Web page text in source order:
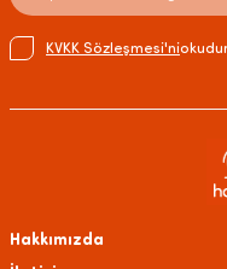
KVKK Sözleşmesi'ni
Hakkımızda